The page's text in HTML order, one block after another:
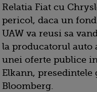
Relatia Fiat cu
pericol, daca un
UAW va reusi sa
la producatorul
unei oferte publice
Elkann,
Bloomberg.